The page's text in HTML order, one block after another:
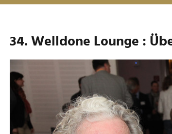
34. Welldone Lounge :